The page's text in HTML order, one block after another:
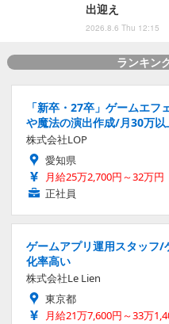
出迎え
2026.8.6 Thu 12:15
ランキン
「新卒・27卒」ゲームエ
や魔法の演出作成/月30万以
株式会社LOP
愛知県
月給25万2,700円～32万円
正社員
ゲームアプリ運用スタッフ
化率高い
株式会社Le Lien
東京都
月給21万7,600円～33万